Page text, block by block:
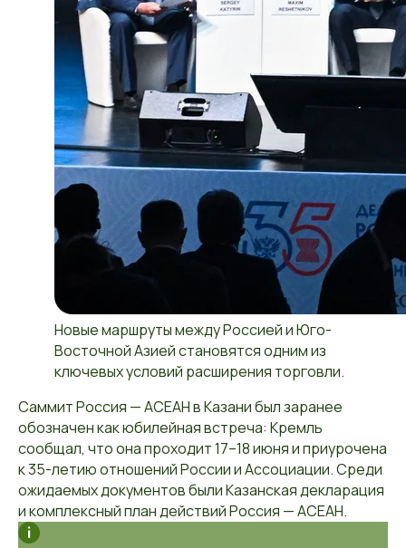
Новые маршруты между Россией и Юго-
Восточной Азией становятся одним из
ключевых условий расширения торговли.
Саммит Россия — АСЕАН в Казани был заранее
обозначен как юбилейная встреча: Кремль
сообщал, что она проходит 17–18 июня и приурочена
к 35-летию отношений России и Ассоциации. Среди
ожидаемых документов были Казанская декларация
и комплексный план действий Россия — АСЕАН.